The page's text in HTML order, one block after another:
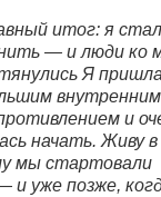
итог: я
— и люди ко
Я
внутренним
и
начать. Живу в
мы стартовали
и уже позже,